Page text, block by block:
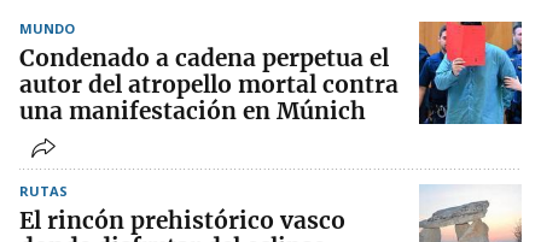
MUNDO
Condenado a cadena perpetua el
autor del atropello mortal contra
una manifestación en Múnich
RUTAS
El rincón prehistórico vasco